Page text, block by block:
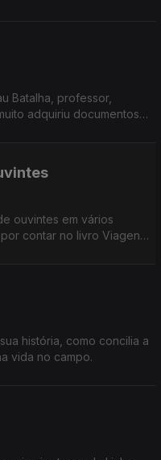
Batalha, professor,
adquiriu documentos
ouvintes em vários
contar no livro Viagens
história, como concilia a
vida no campo.